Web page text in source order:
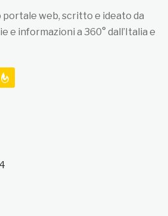
portale web, scritto e ideato da
e informazioni a 360° dall’Italia e
feedburner